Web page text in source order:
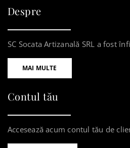
Despre
SC Socata Artizanală SRL a fost
MAI MULTE
Contul tău
Accesează acum contul tău de